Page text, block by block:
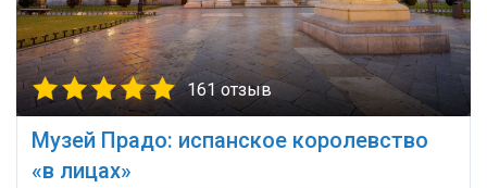
161 отзыв
Музей Прадо: испанское королевство
«в лицаx»